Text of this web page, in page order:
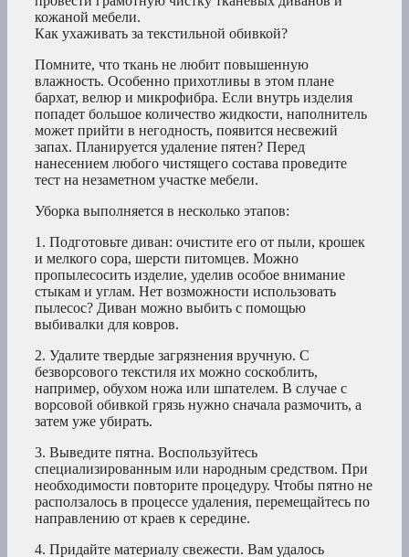
кожаной мебели.
Как ухаживать за текстильной обивкой?
Помните, что ткань не любит повышенную
влажность. Особенно прихотливы в этом плане
бархат, велюр и микрофибра. Если внутрь изделия
попадет большое количество жидкости, наполнитель
может прийти в негодность, появится несвежий
запах. Планируется удаление пятен? Перед
нанесением любого чистящего состава проведите
тест на незаметном участке мебели.
Уборка выполняется в несколько этапов:
1. Подготовьте диван: очистите его от пыли, крошек
и мелкого сора, шерсти питомцев. Можно
пропылесосить изделие, уделив особое внимание
стыкам и углам. Нет возможности использовать
пылесос? Диван можно выбить с помощью
выбивалки для ковров.
2. Удалите твердые загрязнения вручную. С
безворсового текстиля их можно соскоблить,
например, обухом ножа или шпателем. В случае с
ворсовой обивкой грязь нужно сначала размочить, а
затем уже убирать.
3. Выведите пятна. Воспользуйтесь
специализированным или народным средством. При
необходимости повторите процедуру. Чтобы пятно не
расползалось в процессе удаления, перемещайтесь по
направлению от краев к середине.
4. Придайте материалу свежести. Вам удалось